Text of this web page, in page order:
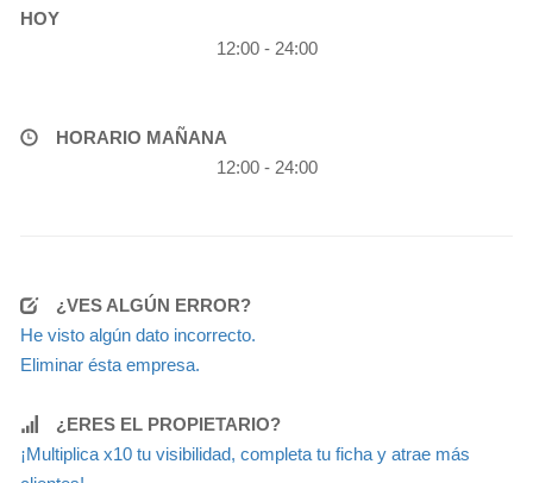
HOY
12:00 - 24:00
HORARIO MAÑANA
12:00 - 24:00
¿VES ALGÚN ERROR?
He visto algún dato incorrecto.
Eliminar ésta empresa.
¿ERES EL PROPIETARIO?
¡Multiplica x10 tu visibilidad, completa tu ficha y atrae más